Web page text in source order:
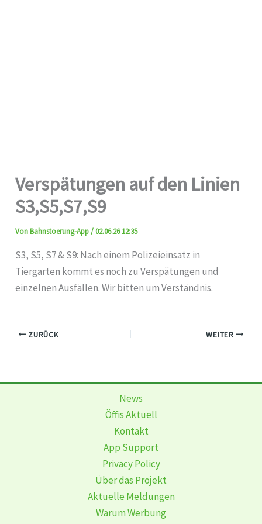
Verspätungen auf den Linien
S3,S5,S7,S9
VonBahnstoerung-App/ 02.06.26 12:35
S3, S5, S7 & S9: Nach einem Polizeieinsatz in
Tiergarten kommt es noch zu Verspätungen und
einzelnen Ausfällen. Wir bitten um Verständnis.
ZURÜCK WEITER
News
Öffis Aktuell
Kontakt
App Support
Privacy Policy
Über das Projekt
Aktuelle Meldungen
Warum Werbung